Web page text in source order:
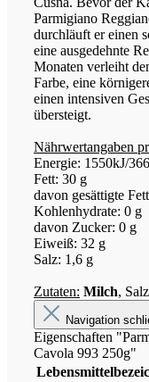
Parmigiano
durchläuft er einen
eine ausgedehnte
Monaten verleiht
Farbe, eine
einen intensiven
übersteigt.
Nährwertangaben
Energie: 1550kJ/
Fett: 30 g
davon gesättigte
Kohlenhydrate: 0 g
davon Zucker: 0 g
Eiweiß: 32 g
Salz: 1,6 g
Zutaten: Milch,
Navigation
Eigenschaften
Cavola 993 250g"